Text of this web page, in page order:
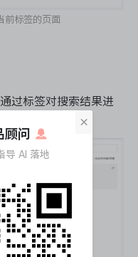
前标签的页面
过标签对搜索结果进
×
顾问
导 AI 落地